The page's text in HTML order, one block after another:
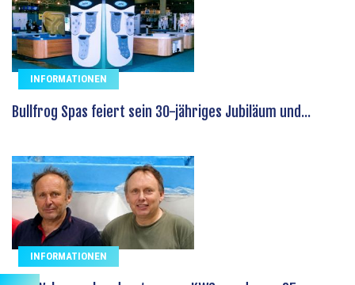
INFORMATIONEN
Bullfrog Spas feiert sein 30-jähriges Jubiläum und...
INFORMATIONEN